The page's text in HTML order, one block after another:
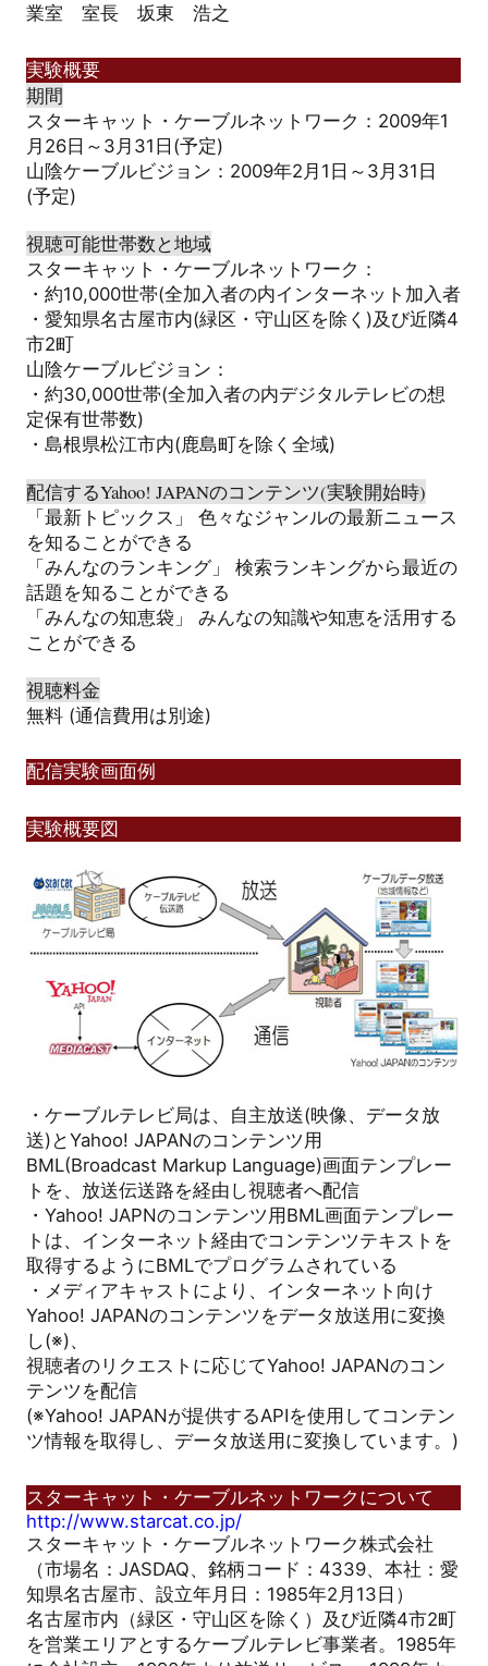
業室 室長 坂東 浩之
実験概要
スターキャット・ケーブルネットワーク：2009年1
月26日～3月31日(予定)
山陰ケーブルビジョン：2009年2月1日～3月31日
(予定)
視聴可能世帯数と地域
スターキャット・ケーブルネットワーク：
・約10,000世帯(全加入者の内インターネット加入者
・愛知県名古屋市内(緑区・守山区を除く)及び近隣4
市2町
山陰ケーブルビジョン：
・約30,000世帯(全加入者の内デジタルテレビの想
定保有世帯数)
・島根県松江市内(鹿島町を除く全域)
配信するYahoo! JAPANのコンテンツ(実験開始時)
「最新トピックス」 色々なジャンルの最新ニュース
を知ることができる
「みんなのランキング」 検索ランキングから最近の
話題を知ることができる
「みんなの知恵袋」 みんなの知識や知恵を活用する
ことができる
視聴料金
無料 (通信費用は別途)
配信実験画面例
実験概要図
・ケーブルテレビ局は、自主放送(映像、データ放
送)とYahoo! JAPANのコンテンツ用
BML(Broadcast Markup Language)画面テンプレー
トを、放送伝送路を経由し視聴者へ配信
・Yahoo! JAPNのコンテンツ用BML画面テンプレー
トは、インターネット経由でコンテンツテキストを
取得するようにBMLでプログラムされている
・メディアキャストにより、インターネット向け
Yahoo! JAPANのコンテンツをデータ放送用に変換
し(※)、
視聴者のリクエストに応じてYahoo! JAPANのコン
テンツを配信
(※Yahoo! JAPANが提供するAPIを使用してコンテン
ツ情報を取得し、データ放送用に変換しています。)
スターキャット・ケーブルネットワークについて
http://www.starcat.co.jp/
スターキャット・ケーブルネットワーク株式会社
（市場名：JASDAQ、銘柄コード：4339、本社：愛
知県名古屋市、設立年月日：1985年2月13日）
名古屋市内（緑区・守山区を除く）及び近隣4市2町
を営業エリアとするケーブルテレビ事業者。1985年